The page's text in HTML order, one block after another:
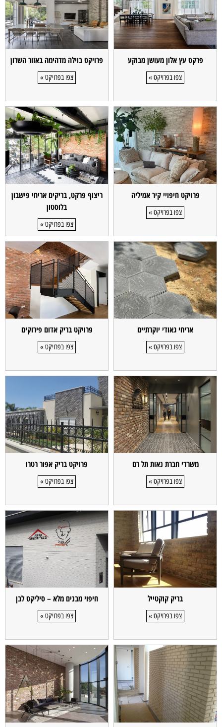
פרקט עץ אלון מעושן מבוקע
צפו בפרויקט »
פרויקט בוילה מדהימה באזור השרון
צפו בפרויקט »
פרויקט חיפויי קיר אמיליה
צפו בפרויקט »
ריצוף פרקט, בריקים אריחי פישבון
בלוסטון
צפו בפרויקט »
אריחי גאודי יוקרתיים
צפו בפרויקט »
פרויקט בריק אדום פירוקים
צפו בפרויקט »
משרדי חברת נאות תל רם
צפו בפרויקט »
פרויקט בריק אפור רטרו
צפו בפרויקט »
בריק קוקטייל
צפו בפרויקט »
חיפוי מבנים מלא – סיליקט לבן
צפו בפרויקט »